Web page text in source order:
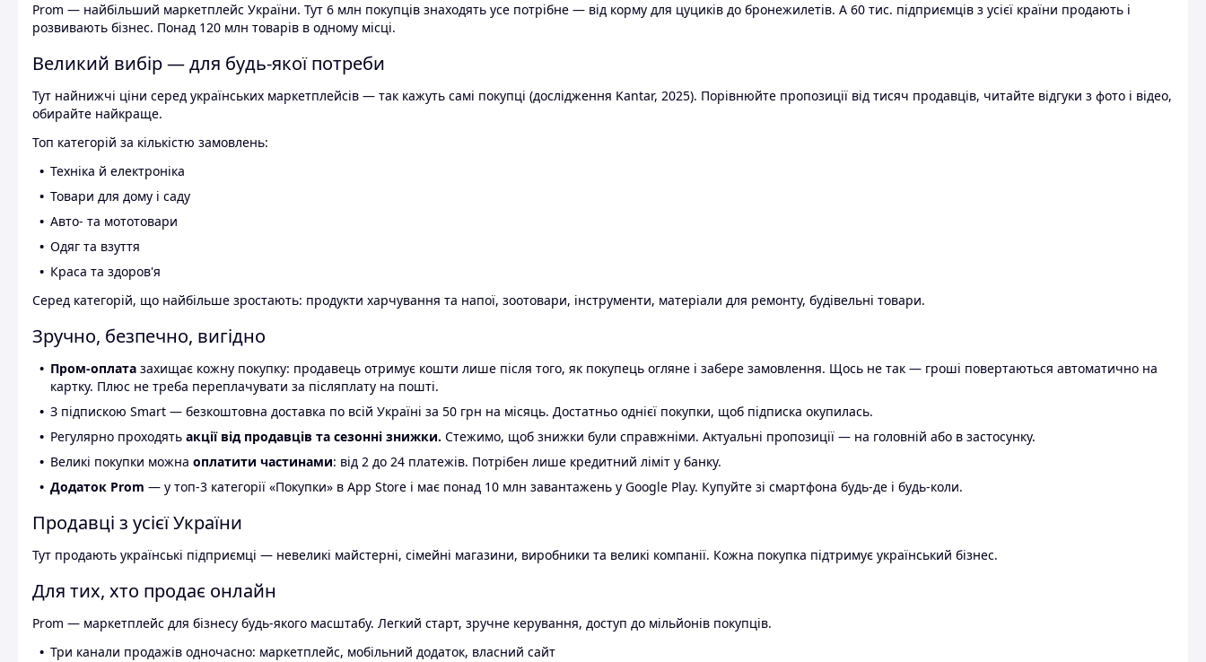
Prom — найбільший маркетплейс України. Тут 6 млн покупців знаходять усе потрібне — від корму для цуциків до бронежилетів. А 60 тис. підприємців з усієї країни продають і
розвивають бізнес. Понад 120 млн товарів в одному місці.
Великий вибір — для будь-якої потреби
Тут найнижчі ціни серед українських маркетплейсів — так кажуть самі покупці (дослідження Kantar, 2025). Порівнюйте пропозиції від тисяч продавців, читайте відгуки з фото і відео,
обирайте найкраще.
Топ категорій за кількістю замовлень:
Техніка й електроніка
Товари для дому і саду
Авто- та мототовари
Одяг та взуття
Краса та здоров'я
Серед категорій, що найбільше зростають: продукти харчування та напої, зоотовари, інструменти, матеріали для ремонту, будівельні товари.
Зручно, безпечно, вигідно
Пром-оплата захищає кожну покупку: продавець отримує кошти лише після того, як покупець огляне і забере замовлення. Щось не так — гроші повертаються автоматично на
картку. Плюс не треба переплачувати за післяплату на пошті.
З підпискою Smart — безкоштовна доставка по всій Україні за 50 грн на місяць. Достатньо однієї покупки, щоб підписка окупилась.
Регулярно проходять акції від продавців та сезонні знижки. Стежимо, щоб знижки були справжніми. Актуальні пропозиції — на головній або в застосунку.
Великі покупки можна оплатити частинами: від 2 до 24 платежів. Потрібен лише кредитний ліміт у банку.
Додаток Prom — у топ-3 категорії «Покупки» в App Store і має понад 10 млн завантажень у Google Play. Купуйте зі смартфона будь-де і будь-коли.
Продавці з усієї України
Тут продають українські підприємці — невеликі майстерні, сімейні магазини, виробники та великі компанії. Кожна покупка підтримує український бізнес.
Для тих, хто продає онлайн
Prom — маркетплейс для бізнесу будь-якого масштабу. Легкий старт, зручне керування, доступ до мільйонів покупців.
Три канали продажів одночасно: маркетплейс, мобільний додаток, власний сайт